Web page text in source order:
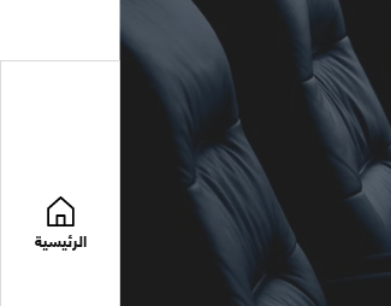
الرئيسية